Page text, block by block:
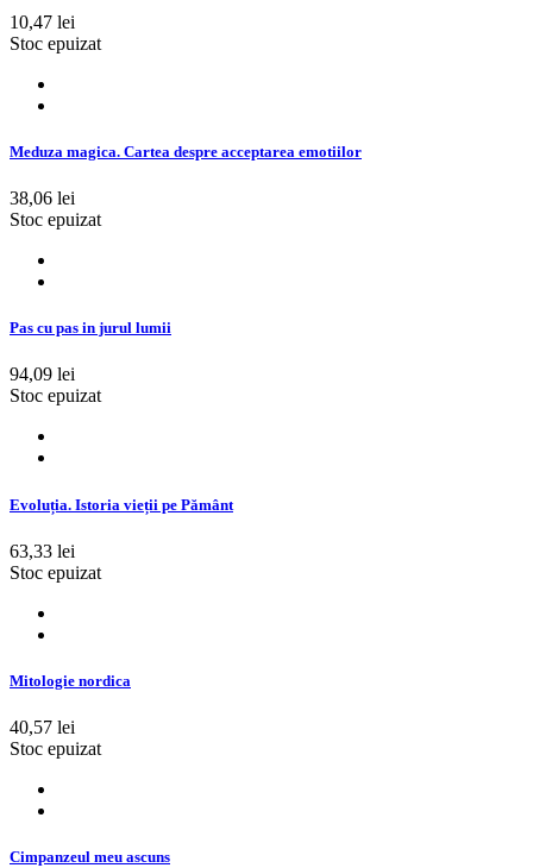
10,47 lei
Stoc epuizat
Meduza magica. Cartea despre acceptarea emotiilor
38,06 lei
Stoc epuizat
Pas cu pas in jurul lumii
94,09 lei
Stoc epuizat
Evoluția. Istoria vieții pe Pământ
63,33 lei
Stoc epuizat
Mitologie nordica
40,57 lei
Stoc epuizat
Cimpanzeul meu ascuns